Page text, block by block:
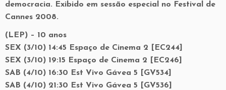
democracia. Exibido em sessão especial no Festival de
Cannes 2008.
(LEP) – 10 anos
SEX (3/10) 14:45 Espaço de Cinema 2 [EC244]
SEX (3/10) 19:15 Espaço de Cinema 2 [EC246]
SAB (4/10) 16:30 Est Vivo Gávea 5 [GV534]
SAB (4/10) 21:30 Est Vivo Gávea 5 [GV536]